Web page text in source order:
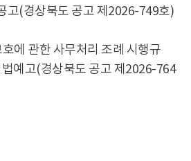
고(경상북도 공고 제2026-749호)
에 관한 사무처리 조례 시행규
예고(경상북도 공고 제2026-764